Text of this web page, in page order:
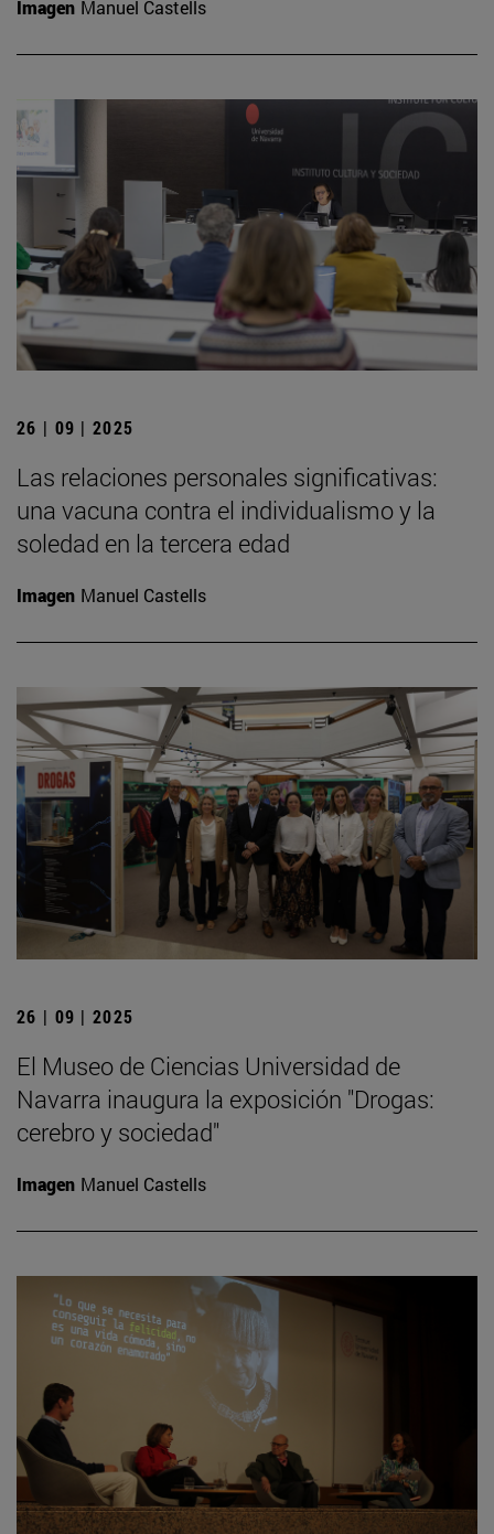
Imagen Manuel Castells
26 | 09 | 2025
Las relaciones personales significativas:
una vacuna contra el individualismo y la
soledad en la tercera edad
Imagen Manuel Castells
26 | 09 | 2025
El Museo de Ciencias Universidad de
Navarra inaugura la exposición "Drogas:
cerebro y sociedad"
Imagen Manuel Castells